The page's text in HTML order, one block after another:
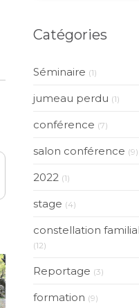
Catégories
Séminaire (1)
jumeau perdu (1)
conférence (7)
salon conférence (9)
2022 (1)
stage (4)
constellation
(12)
Reportage (3)
formation (9)